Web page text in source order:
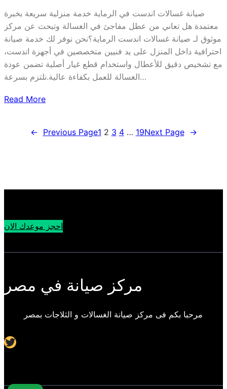
صيانة غسالات اندست في الرماية خدمة منزلية سريعة بخبرة
معتمدة هل تعاني من عطل مفاجئ في الغسالة وتبحث عن مركز
موثوق لـ صيانة غسالات اندست الرماية؟نحن نوفر لك خدمة صيانة
احترافية داخل المنزل على يد فنيين متخصصين في أجهزة اندست،
مع تشخيص دقيق للأعطال واستخدام قطع غيار أصلية تضمن عودة
الغسالة للعمل بكفاءة عالية.نلتزم بسرعة…
Read More
← Previous Page1 2 3 4 … 19Next Page →
احجز موعدك الان
مركز صيانة في مصر
مرحبا بكم فى مركز صيانة الغسالات و الثلاجات بمصر
Twitter